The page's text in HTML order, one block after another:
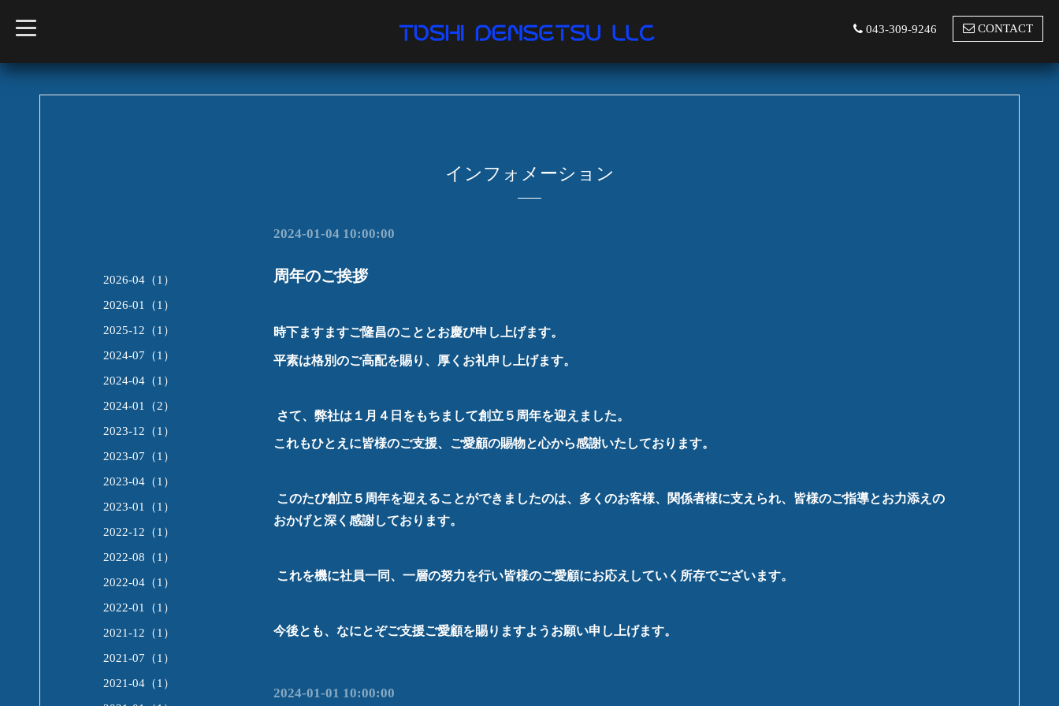
t
o
l
043-309-9246 CONTACT
インフォメーション
2024-01-04 10:00:00
周年のご挨拶
時下ますますご隆昌のこととお慶び申し上げます。
平素は格別のご高配を賜り、厚くお礼申し上げます。
さて、弊社は１月４日をもちまして創立５周年を迎えました。
これもひとえに皆様のご支援、ご愛顧の賜物と心から感謝いたしております。
このたび創立５周年を迎えることができましたのは、多くのお客様、関係者様に支えられ、皆様のご指導とお力添えの
おかげと深く感謝しております。
これを機に社員一同、一層の努力を行い皆様のご愛顧にお応えしていく所存でございます。
今後とも、なにとぞご支援ご愛顧を賜りますようお願い申し上げます。
2024-01-01 10:00:00
2026-04（1）
2026-01（1）
2025-12（1）
2024-07（1）
2024-04（1）
2024-01（2）
2023-12（1）
2023-07（1）
2023-04（1）
2023-01（1）
2022-12（1）
2022-08（1）
2022-04（1）
2022-01（1）
2021-12（1）
2021-07（1）
2021-04（1）